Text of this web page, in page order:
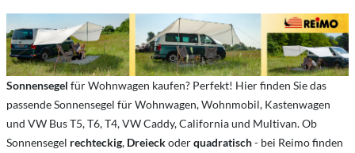
Sonnensegel für Wohnwagen kaufen? Perfekt! Hier finden Sie das
passende Sonnensegel für Wohnwagen, Wohnmobil, Kastenwagen
und VW Bus T5, T6, T4, VW Caddy, California und Multivan. Ob
Sonnensegel rechteckig, Dreieckoderquadratisch- bei Reimo finden